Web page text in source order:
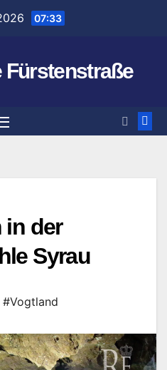
07:33
in der
Syrau
#Vogtland